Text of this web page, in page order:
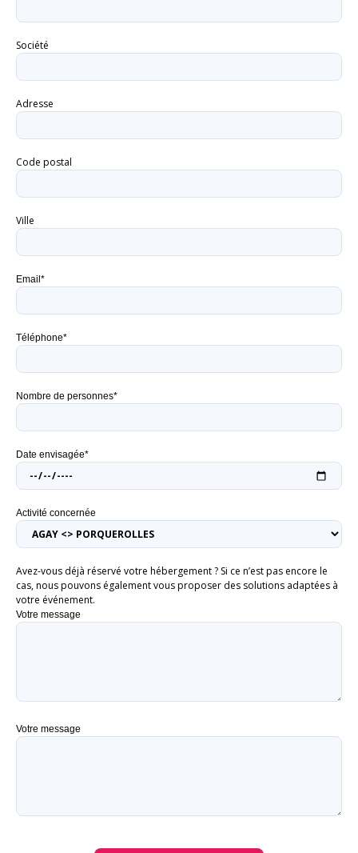
Société
Adresse
Code postal
Ville
Email*
Téléphone*
Nombre de personnes*
Date envisagée*
Activité concernée
Avez-vous déjà réservé votre hébergement ? Si ce n’est pas encore le
cas, nous pouvons également vous proposer des solutions adaptées à
votre événement.
Votre message
Votre message